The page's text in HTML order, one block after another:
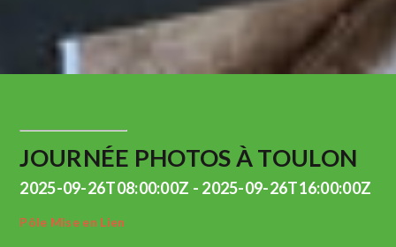
JOURNÉE PHOTOS À TOULON
2025-09-26T08:00:00Z - 2025-09-26T16:00:00Z
Pôle Mise en Lien